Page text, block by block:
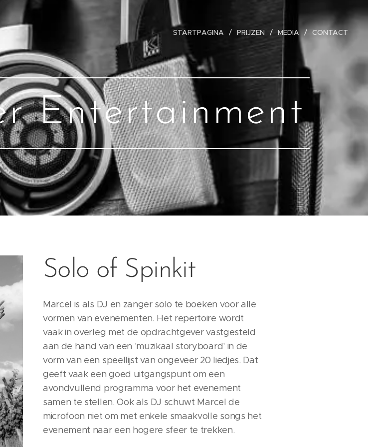
STARTPAGINA PRIJZEN MEDIA CONTACT
Entertainment
Solo of Spinkit
Marcel is als DJ en zanger solo te boeken voor alle
vormen van evenementen. Het repertoire wordt
vaak in overleg met de opdrachtgever vastgesteld
aan de hand van een 'muzikaal storyboard' in de
vorm van een speellijst van ongeveer 20 liedjes. Dat
geeft vaak een goed uitgangspunt om een
avondvullend programma voor het evenement
samen te stellen. Ook als DJ schuwt Marcel de
microfoon niet om met enkele smaakvolle songs het
evenement naar een hogere sfeer te trekken.